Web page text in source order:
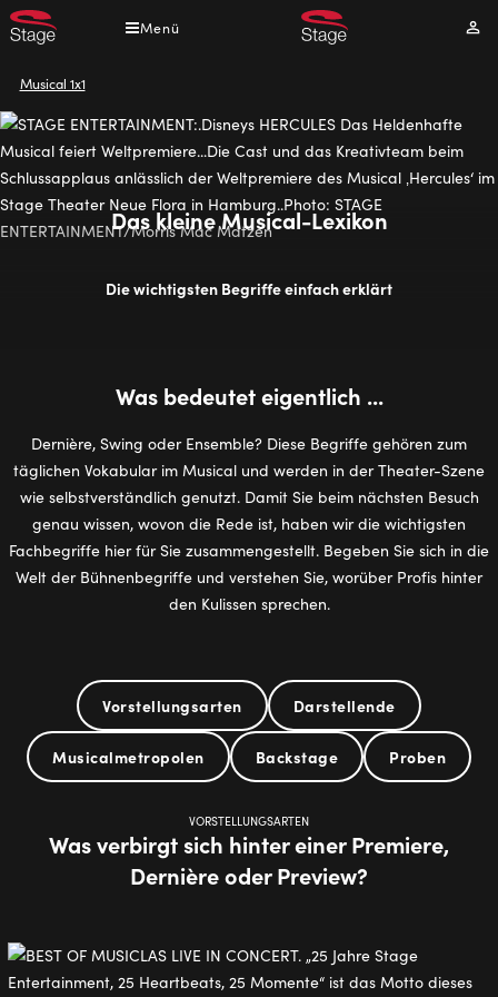
Direkt
zum
Menü
Pfadnavigation
Musical 1x1
Das kleine Musical-Lexikon
Die wichtigsten Begriffe einfach erklärt
Was bedeutet eigentlich ...
Dernière, Swing oder Ensemble? Diese Begriffe gehören zum
täglichen Vokabular im Musical und werden in der Theater-Szene
wie selbstverständlich genutzt. Damit Sie beim nächsten Besuch
genau wissen, wovon die Rede ist, haben wir die wichtigsten
Fachbegriffe hier für Sie zusammengestellt. Begeben Sie sich in die
Welt der Bühnenbegriffe und verstehen Sie, worüber Profis hinter
den Kulissen sprechen.
Vorstellungsarten Darstellende
Musicalmetropolen Backstage Proben
VORSTELLUNGSARTEN
Was verbirgt sich hinter einer Premiere,
Dernière oder Preview?